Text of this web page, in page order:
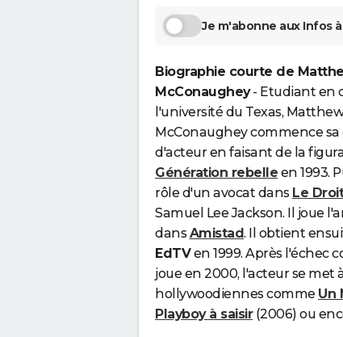
Je m'abonne aux Infos
Biographie courte de
McConaughey- Etudiant en
l'université du Texas,
McConaughey commence sa
d'acteur en faisant de la
Génération rebelle en 1993.
rôle d'un avocat dans Le
Samuel Lee Jackson. Il joue
dansAmistad. Il obtient
EdTVen 1999. Après l'échec
joue en 2000, l'acteur se
hollywoodiennes comme Un
Playboy à saisir(2006) ou